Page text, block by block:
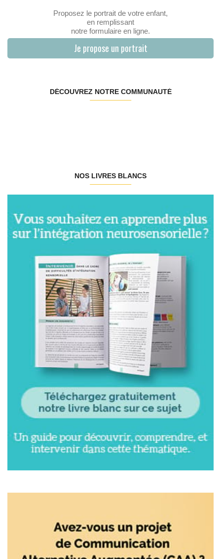
Proposez le portrait de votre enfant,
en remplissant
notre formulaire en ligne.
Je propose un portrait
DÉCOUVREZ NOTRE COMMUNAUTÉ
NOS LIVRES BLANCS